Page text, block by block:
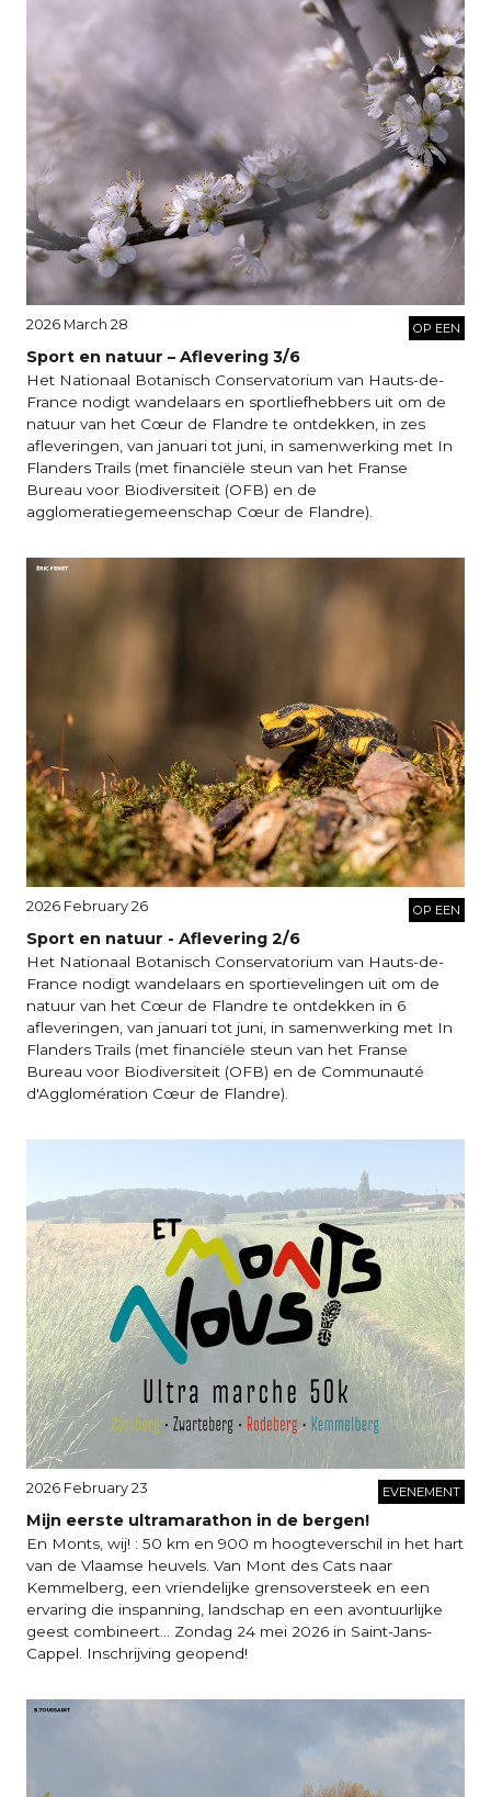
2026 March 28 OP EEN
Sport en natuur – Aflevering 3/6
Het Nationaal Botanisch Conservatorium van Hauts-de-
France nodigt wandelaars en sportliefhebbers uit om de
natuur van het Cœur de Flandre te ontdekken, in zes
afleveringen, van januari tot juni, in samenwerking met In
Flanders Trails (met financiële steun van het Franse
Bureau voor Biodiversiteit (OFB) en de
agglomeratiegemeenschap Cœur de Flandre).
2026 February 26 OP EEN
Sport en natuur - Aflevering 2/6
Het Nationaal Botanisch Conservatorium van Hauts-de-
France nodigt wandelaars en sportievelingen uit om de
natuur van het Cœur de Flandre te ontdekken in 6
afleveringen, van januari tot juni, in samenwerking met In
Flanders Trails (met financiële steun van het Franse
Bureau voor Biodiversiteit (OFB) en de Communauté
d'Agglomération Cœur de Flandre).
2026 February 23 EVENEMENT
Mijn eerste ultramarathon in de bergen!
En Monts, wij! : 50 km en 900 m hoogteverschil in het hart
van de Vlaamse heuvels. Van Mont des Cats naar
Kemmelberg, een vriendelijke grensoversteek en een
ervaring die inspanning, landschap en een avontuurlijke
geest combineert... Zondag 24 mei 2026 in Saint-Jans-
Cappel. Inschrijving geopend!